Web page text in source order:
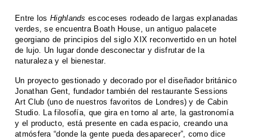
Entre los Highlands escoceses rodeado de largas explanadas
verdes, se encuentra Boath House, un antiguo palacete
georgiano de principios del siglo XIX reconvertido en un hotel
de lujo. Un lugar donde desconectar y disfrutar de la
naturaleza y el bienestar.
Un proyecto gestionado y decorado por el diseñador británico
Jonathan Gent, fundador también del restaurante Sessions
Art Club (uno de nuestros favoritos de Londres) y de Cabin
Studio. La filosofía, que gira en torno al arte, la gastronomía
y el producto, está presente en cada espacio, creando una
atmósfera “donde la gente pueda desaparecer”, como dice